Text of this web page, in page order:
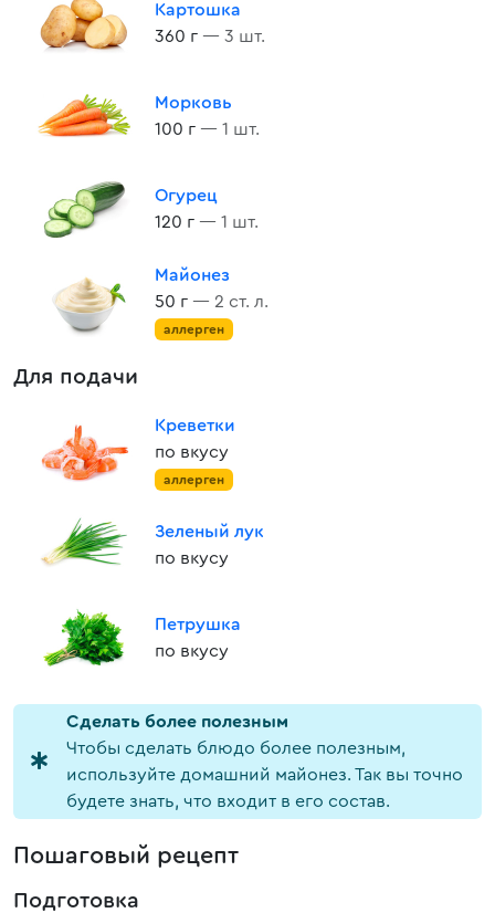
Картошка
360 г — 3 шт.
Морковь
100 г — 1 шт.
Огурец
120 г — 1 шт.
Майонез
50 г — 2 ст. л.
аллерген
Для подачи
Креветки
по вкусу
аллерген
Зеленый лук
по вкусу
Петрушка
по вкусу
Cделать более полезным
Чтобы сделать блюдо более полезным,
используйте домашний майонез. Так вы точно
будете знать, что входит в его состав.
Пошаговый рецепт
Подготовка